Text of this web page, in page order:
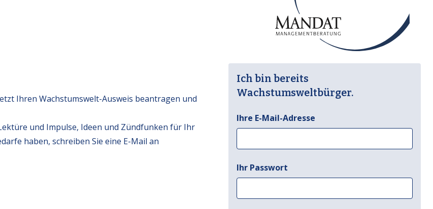
Ihren Wachstumswelt-Ausweis beantragen und
und Impulse, Ideen und Zündfunken für Ihr
haben, schreiben Sie eine E-Mail an
Ich bin bereits
Wachstumsweltbürger.
Ihre E-Mail-Adresse
Ihr Passwort